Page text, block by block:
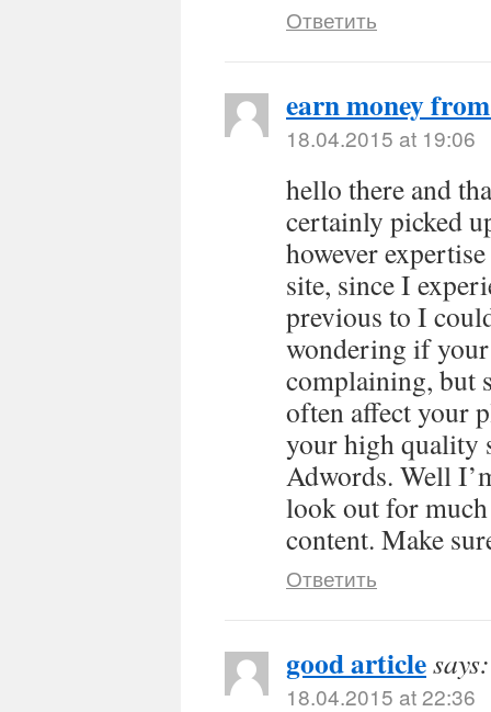
Ответить
earn money
18.04.2015 at 19:06
hello there and
certainly picked
however
site, since I
previous to I
wondering if
complaining, but
often affect your
your high quality
Adwords. Well
look out for
content. Make
Ответить
good articlesays:
18.04.2015 at 22:36